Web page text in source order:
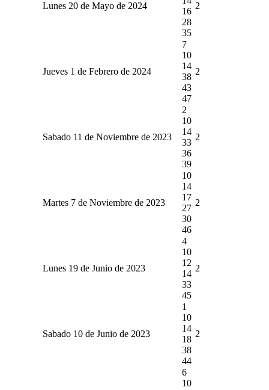
Lunes 20 de Mayo de 2024
16
28
35
2
Jueves 1 de Febrero de 2024
7
10
14
38
43
47
2
Sabado 11 de Noviembre de 2023
2
10
14
33
36
39
2
Martes 7 de Noviembre de 2023
10
14
17
27
30
46
2
Lunes 19 de Junio de 2023
4
10
12
14
33
45
2
Sabado 10 de Junio de 2023
1
10
14
18
38
44
2
6
10